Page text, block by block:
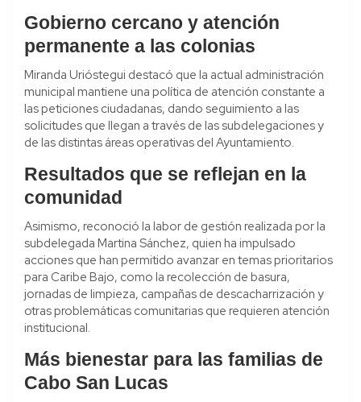
Gobierno cercano y atención
permanente a las colonias
Miranda Urióstegui destacó que la actual administración
municipal mantiene una política de atención constante a
las peticiones ciudadanas, dando seguimiento a las
solicitudes que llegan a través de las subdelegaciones y
de las distintas áreas operativas del Ayuntamiento.
Resultados que se reflejan en la
comunidad
Asimismo, reconoció la labor de gestión realizada por la
subdelegada Martina Sánchez, quien ha impulsado
acciones que han permitido avanzar en temas prioritarios
para Caribe Bajo, como la recolección de basura,
jornadas de limpieza, campañas de descacharrización y
otras problemáticas comunitarias que requieren atención
institucional.
Más bienestar para las familias de
Cabo San Lucas